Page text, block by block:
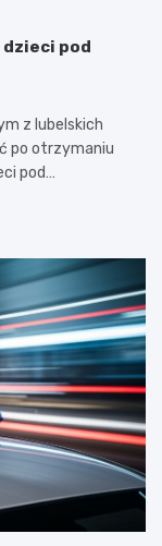
pod
z lubelskich
po otrzymaniu
pod…